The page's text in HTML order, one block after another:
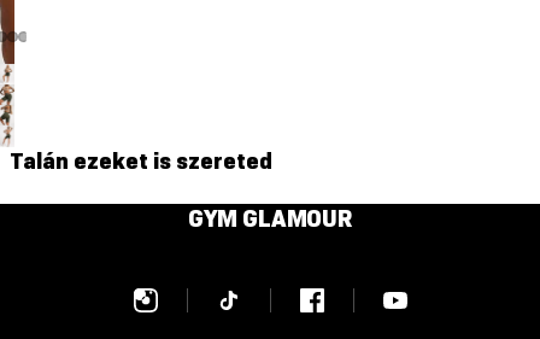
Talán ezeket is szereted
GYM GLAMOUR